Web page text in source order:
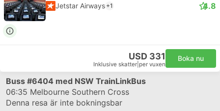
Jetstar Airways +1 4.8
USD 331
Inklusive skatter per vuxen
Boka nu
Buss #6404 med NSW TrainLinkBus
06:35 Melbourne Southern Cross
Denna resa är inte bokningsbar